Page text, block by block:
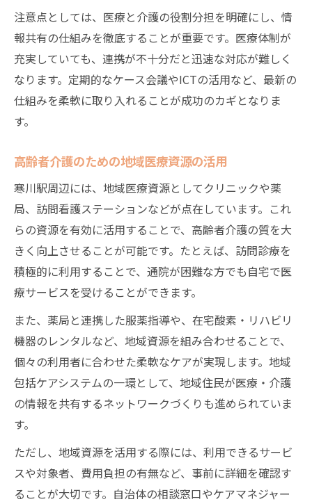
注意点としては、医療と介護の役割分担を明確にし、情
報共有の仕組みを徹底することが重要です。医療体制が
充実していても、連携が不十分だと迅速な対応が難しく
なります。定期的なケース会議やICTの活用など、最新の
仕組みを柔軟に取り入れることが成功のカギとなりま
す。
高齢者介護のための地域医療資源の活用
寒川駅周辺には、地域医療資源としてクリニックや薬
局、訪問看護ステーションなどが点在しています。これ
らの資源を有効に活用することで、高齢者介護の質を大
きく向上させることが可能です。たとえば、訪問診療を
積極的に利用することで、通院が困難な方でも自宅で医
療サービスを受けることができます。
また、薬局と連携した服薬指導や、在宅酸素・リハビリ
機器のレンタルなど、地域資源を組み合わせることで、
個々の利用者に合わせた柔軟なケアが実現します。地域
包括ケアシステムの一環として、地域住民が医療・介護
の情報を共有するネットワークづくりも進められていま
す。
ただし、地域資源を活用する際には、利用できるサービ
スや対象者、費用負担の有無など、事前に詳細を確認す
ることが大切です。自治体の相談窓口やケアマネジャー